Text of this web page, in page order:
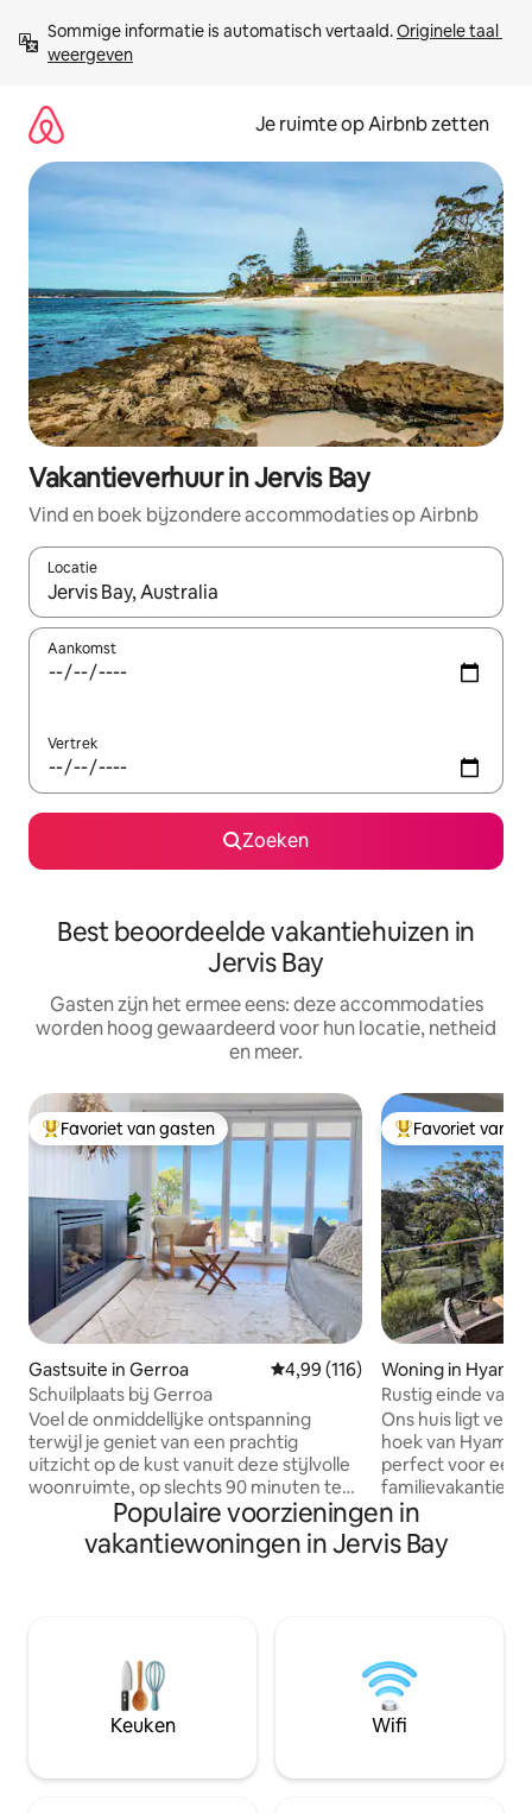
direct
naar
Sommige informatie is automatisch vertaald. Originele taal
weergeven
Je ruimte op Airbnb zetten
Vakantieverhuur in Jervis Bay
Vind en boek bijzondere accommodaties op Airbnb
Locatie
Wanneer er suggesties beschikbaar zijn, maak je een keuze
Aankomst
Vertrek
Zoeken
Best beoordeelde vakantiehuizen in
Jervis Bay
Gasten zijn het ermee eens: deze accommodaties
worden hoog gewaardeerd voor hun locatie, netheid
en meer.
Topfavoriet van gasten
Favoriet van gasten
Gastsuite in Gerroa Gemiddelde beoordeling van
4,99 (116)
Schuilplaats bij Gerroa
Voel de onmiddellijke ontspanning
terwijl je geniet van een prachtig
uitzicht op de kust vanuit deze stijlvolle
woonruimte, op slechts 90 minuten ten
zuiden van Sydney en op 700 meter
lopen van Seven Mile Beach. Open de
bifolds om de oceaanbries te voelen en
jullie verwend met plekken om samen te
komen. Je pootch kan wild rennen in de
grasachtige, volledig omheinde tuin en
genieten van de tijd op de
Topfavoriet van
Favoriet van
Woning in Hyams
Rustig einde van
op de oceaan en
Ons huis ligt
hoek van Hyams
perfect voor een
familievakantie of
volledige
airco/
overdekte
Geniet van
Netflix, BBQ en
Ervaar de
aan zee en
Populaire voorzieningen in
vakantiewoningen in Jervis Bay
Keuken Wifi